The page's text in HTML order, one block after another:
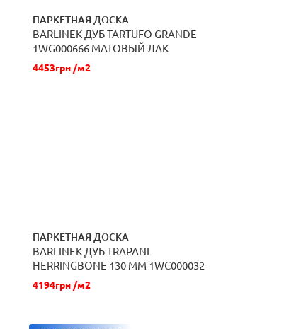
ПАРКЕТНАЯ ДОСКА
BARLINEK ДУБ TARTUFO GRANDE
1WG000666 МАТОВЫЙ ЛАК
4453грн /м2
ЗАКАЗАТЬ
ПАРКЕТНАЯ ДОСКА
BARLINEK ДУБ TRAPANI
HERRINGBONE 130 ММ 1WC000032
МАТОВЫЙ ЛАК
4194грн /м2
ЗАКАЗАТЬ